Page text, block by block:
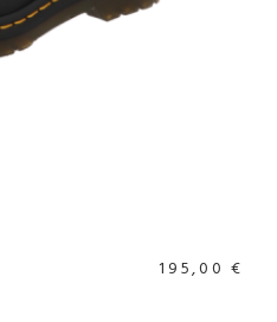
195,00 €